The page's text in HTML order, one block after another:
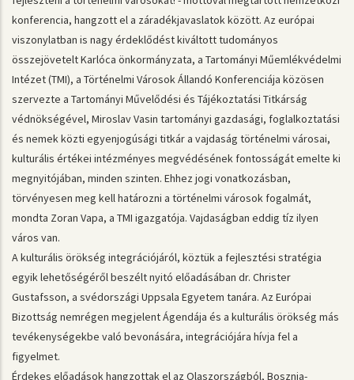
konferencia, hangzott el a záradékjavaslatok között. Az európai
viszonylatban is nagy érdeklődést kiváltott tudományos
összejövetelt Karlóca önkormányzata, a Tartományi Műemlékvédelmi
Intézet (TMI), a Történelmi Városok Állandó Konferenciája közösen
szervezte a Tartományi Művelődési és Tájékoztatási Titkárság
védnökségével, Miroslav Vasin tartományi gazdasági, foglalkoztatási
és nemek közti egyenjogúsági titkár a vajdaság történelmi városai,
kulturális értékei intézményes megvédésének fontosságát emelte ki
megnyitójában, minden szinten. Ehhez jogi vonatkozásban,
törvényesen meg kell határozni a történelmi városok fogalmát,
mondta Zoran Vapa, a TMI igazgatója. Vajdaságban eddig tíz ilyen
város van.
A kulturális örökség integrációjáról, köztük a fejlesztési stratégia
egyik lehetőségéről beszélt nyitó előadásában dr. Christer
Gustafsson, a svédországi Uppsala Egyetem tanára. Az Európai
Bizottság nemrégen megjelent Ágendája és a kulturális örökség más
tevékenységekbe való bevonására, integrációjára hívja fel a
figyelmet.
Érdekes előadások hangzottak el az Olaszországból, Bosznia-